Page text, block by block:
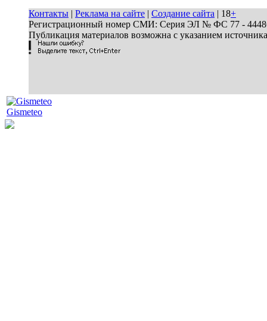
Контакты | Реклама на сайте | Создание сайта | 18+
Регистрационный номер СМИ: Серия ЭЛ № ФС 77 - 44486
Публикация материалов возможна с указанием
Gismeteo